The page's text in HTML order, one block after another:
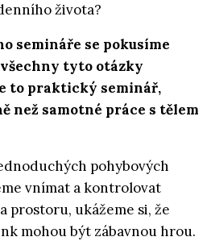
života?
semináře se pokusíme
tyto otázky
to praktický seminář,
než samotné práce s tělem
pohybových
vnímat a kontrolovat
prostoru, ukážeme si, že
mohou být zábavnou hrou.